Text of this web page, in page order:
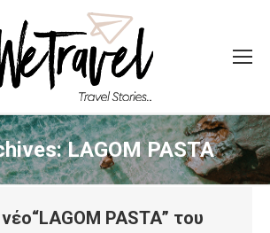
LAGOM PASTA
PASTA” του